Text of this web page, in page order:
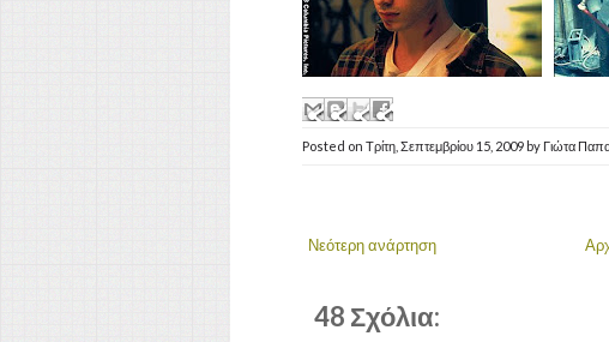
Posted on Τρίτη, Σεπτεμβρίου 15, 2009 by Γιώτα
Νεότερη ανάρτηση
48 Σχόλια: